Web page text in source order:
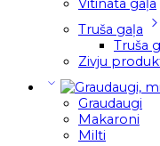
Vītināta gaļa
Truša gaļa
Truša
Zivju
Graudaugi
Makaroni
Milti